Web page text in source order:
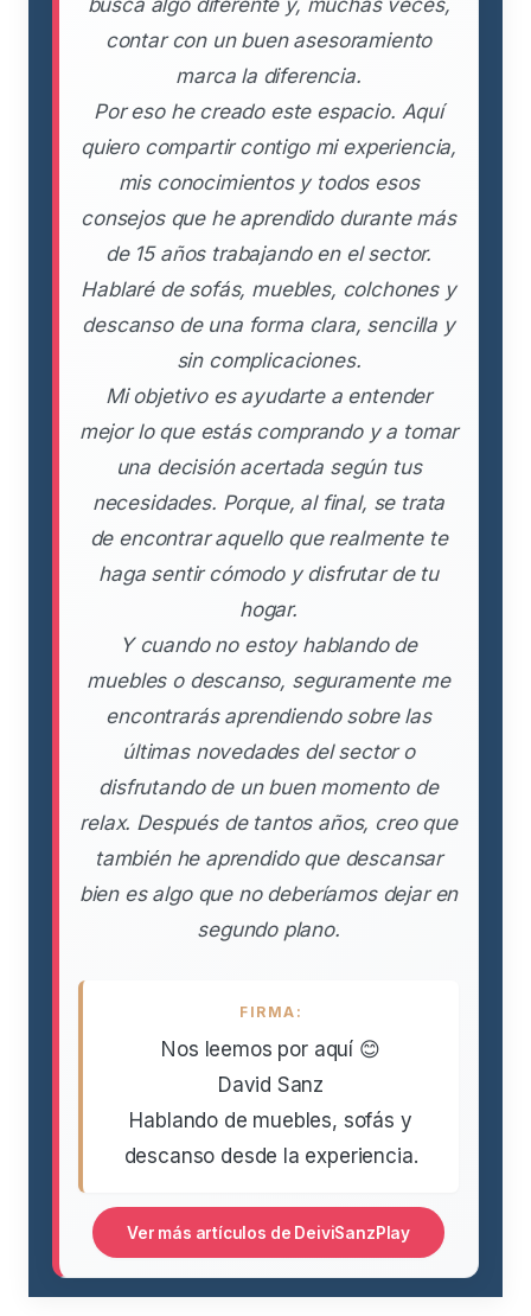
busca algo diferente y, muchas veces,
contar con un buen asesoramiento
marca la diferencia.
Por eso he creado este espacio. Aquí
quiero compartir contigo mi experiencia,
mis conocimientos y todos esos
consejos que he aprendido durante más
de 15 años trabajando en el sector.
Hablaré de sofás, muebles, colchones y
descanso de una forma clara, sencilla y
sin complicaciones.
Mi objetivo es ayudarte a entender
mejor lo que estás comprando y a tomar
una decisión acertada según tus
necesidades. Porque, al final, se trata
de encontrar aquello que realmente te
haga sentir cómodo y disfrutar de tu
hogar.
Y cuando no estoy hablando de
muebles o descanso, seguramente me
encontrarás aprendiendo sobre las
últimas novedades del sector o
disfrutando de un buen momento de
relax. Después de tantos años, creo que
también he aprendido que descansar
bien es algo que no deberíamos dejar en
segundo plano.
FIRMA:
Nos leemos por aquí 😊
David Sanz
Hablando de muebles, sofás y
descanso desde la experiencia.
Ver más artículos de DeiviSanzPlay